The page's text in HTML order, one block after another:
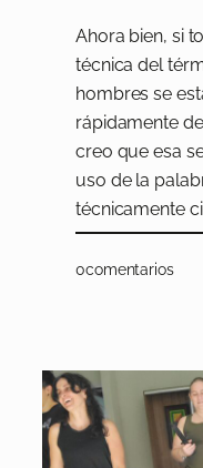
Ahora bien, si
técnica del
hombres se
rápidamente
creo que esa
uso de la
técnicamente
0comentarios